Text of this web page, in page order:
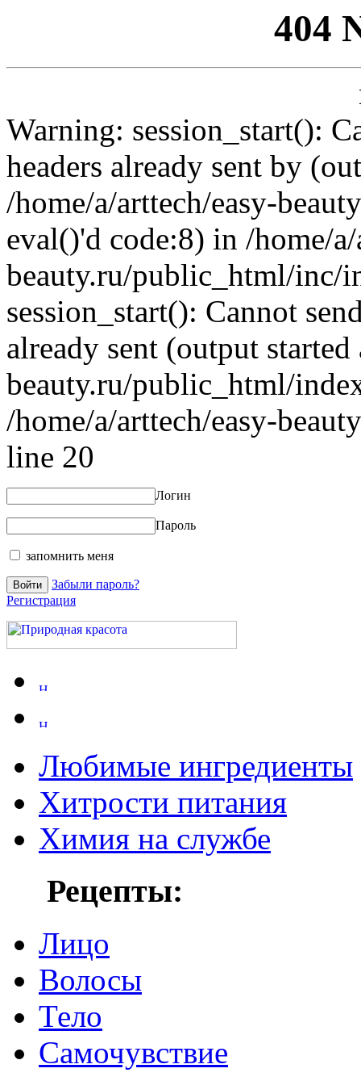
404
Warning: session_start():
headers already sent by
/home/a/arttech/easy-
eval()'d code:8) in /home/
beauty.ru/public_html/inc/
session_start(): Cannot
already sent (output
beauty.ru/public_html/
/home/a/arttech/easy-
line 20
Логин
Пароль
запомнить меня
Забыли пароль?
Регистрация
Любимые ингредиенты
Хитрости питания
Химия на службе
Рецепты:
Лицо
Волосы
Тело
Самочувствие